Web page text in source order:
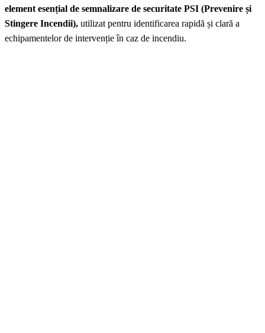
element esențial de semnalizare de securitate PSI (Prevenire și
Stingere Incendii), utilizat pentru identificarea rapidă și clară a
echipamentelor de intervenție în caz de incendiu.